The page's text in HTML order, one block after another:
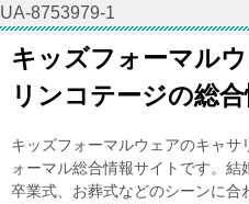
UA-8753979-1
キッズフォーマル
リンコテージの総
キッズフォーマルウェアのキャサ
ォーマル総合情報サイトです。結
卒業式、お葬式などのシーンに